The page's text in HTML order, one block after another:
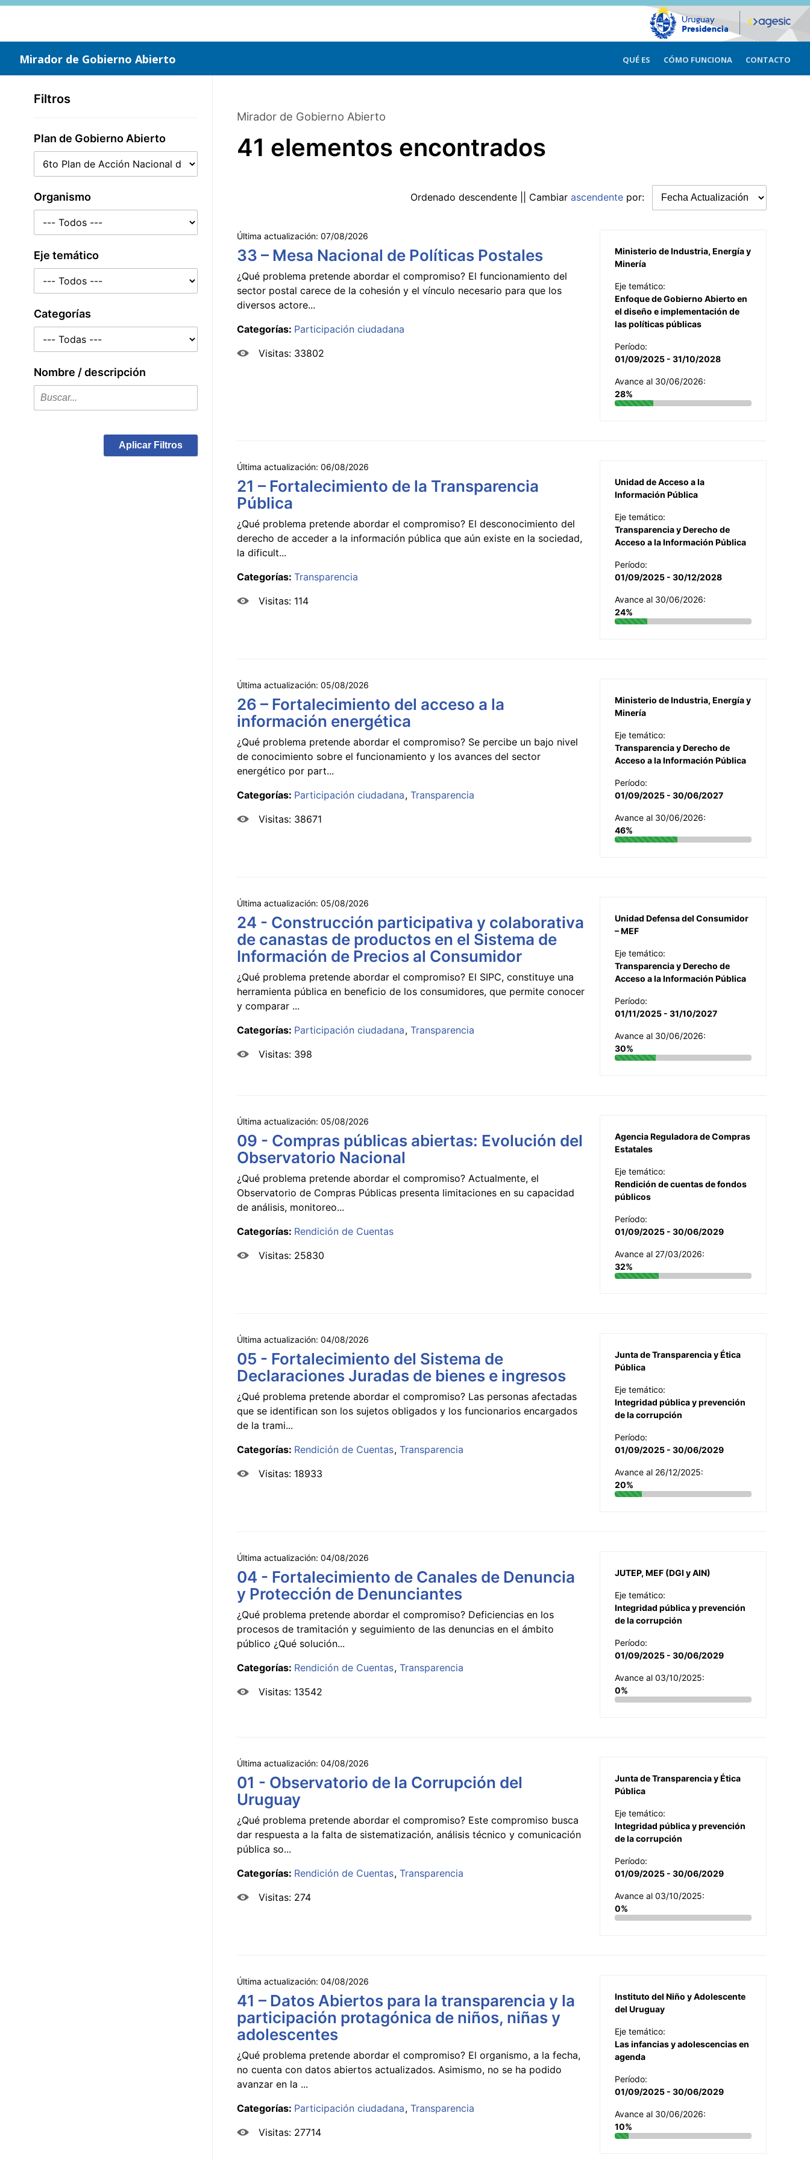
Saltar
Mirador de Gobierno Abierto QUÉ ES CÓMO FUNCIONA CONTACTO
Filtros
Plan de Gobierno Abierto
Organismo
Eje temático
Categorías
Nombre / descripción
Aplicar Filtros
Mirador de Gobierno Abierto
41 elementos encontrados
Ordenado descendente || Cambiar ascendente por:
Última actualización: 07/08/2026
33 – Mesa Nacional de Políticas Postales
¿Qué problema pretende abordar el compromiso? El funcionamiento del
sector postal carece de la cohesión y el vínculo necesario para que los
diversos actore...
Categorías: Participación ciudadana
Visitas: 33802
Ministerio de Industria, Energía y
Minería
Eje temático:
Enfoque de Gobierno Abierto en
el diseño e implementación de
las políticas públicas
Período:
01/09/2025 - 31/10/2028
Avance al 30/06/2026:
28%
Última actualización: 06/08/2026
21 – Fortalecimiento de la Transparencia
Pública
¿Qué problema pretende abordar el compromiso? El desconocimiento del
derecho de acceder a la información pública que aún existe en la sociedad,
la dificult...
Categorías: Transparencia
Visitas: 114
Unidad de Acceso a la
Información Pública
Eje temático:
Transparencia y Derecho de
Acceso a la Información Pública
Período:
01/09/2025 - 30/12/2028
Avance al 30/06/2026:
24%
Última actualización: 05/08/2026
26 – Fortalecimiento del acceso a la
información energética
¿Qué problema pretende abordar el compromiso? Se percibe un bajo nivel
de conocimiento sobre el funcionamiento y los avances del sector
energético por part...
Categorías: Participación ciudadana Transparencia
Visitas: 38671
Ministerio de Industria, Energía y
Minería
Eje temático:
Transparencia y Derecho de
Acceso a la Información Pública
Período:
01/09/2025 - 30/06/2027
Avance al 30/06/2026:
46%
Última actualización: 05/08/2026
24 - Construcción participativa y colaborativa
de canastas de productos en el Sistema de
Información de Precios al Consumidor
¿Qué problema pretende abordar el compromiso? El SIPC, constituye una
herramienta pública en beneficio de los consumidores, que permite conocer
y comparar ...
Categorías: Participación ciudadana Transparencia
Visitas: 398
Unidad Defensa del Consumidor
– MEF
Eje temático:
Transparencia y Derecho de
Acceso a la Información Pública
Período:
01/11/2025 - 31/10/2027
Avance al 30/06/2026:
30%
Última actualización: 05/08/2026
09 - Compras públicas abiertas: Evolución del
Observatorio Nacional
¿Qué problema pretende abordar el compromiso? Actualmente, el
Observatorio de Compras Públicas presenta limitaciones en su capacidad
de análisis, monitoreo...
Categorías: Rendición de Cuentas
Visitas: 25830
Agencia Reguladora de Compras
Estatales
Eje temático:
Rendición de cuentas de fondos
públicos
Período:
01/09/2025 - 30/06/2029
Avance al 27/03/2026:
32%
Última actualización: 04/08/2026
05 - Fortalecimiento del Sistema de
Declaraciones Juradas de bienes e ingresos
¿Qué problema pretende abordar el compromiso? Las personas afectadas
que se identifican son los sujetos obligados y los funcionarios encargados
de la trami...
Categorías: Rendición de Cuentas Transparencia
Visitas: 18933
Junta de Transparencia y Ética
Pública
Eje temático:
Integridad pública y prevención
de la corrupción
Período:
01/09/2025 - 30/06/2029
Avance al 26/12/2025:
20%
Última actualización: 04/08/2026
04 - Fortalecimiento de Canales de Denuncia
y Protección de Denunciantes
¿Qué problema pretende abordar el compromiso? Deficiencias en los
procesos de tramitación y seguimiento de las denuncias en el ámbito
público ¿Qué solución...
Categorías: Rendición de Cuentas Transparencia
Visitas: 13542
JUTEP, MEF (DGI y AIN)
Eje temático:
Integridad pública y prevención
de la corrupción
Período:
01/09/2025 - 30/06/2029
Avance al 03/10/2025:
0%
Última actualización: 04/08/2026
01 - Observatorio de la Corrupción del
Uruguay
¿Qué problema pretende abordar el compromiso? Este compromiso busca
dar respuesta a la falta de sistematización, análisis técnico y comunicación
pública so...
Categorías: Rendición de Cuentas Transparencia
Visitas: 274
Junta de Transparencia y Ética
Pública
Eje temático:
Integridad pública y prevención
de la corrupción
Período:
01/09/2025 - 30/06/2029
Avance al 03/10/2025:
0%
Última actualización: 04/08/2026
41 – Datos Abiertos para la transparencia y la
participación protagónica de niños, niñas y
adolescentes
¿Qué problema pretende abordar el compromiso? El organismo, a la fecha,
no cuenta con datos abiertos actualizados. Asimismo, no se ha podido
avanzar en la ...
Categorías: Participación ciudadana Transparencia
Visitas: 27714
Instituto del Niño y Adolescente
del Uruguay
Eje temático:
Las infancias y adolescencias en
agenda
Período:
01/09/2025 - 30/06/2029
Avance al 30/06/2026:
10%